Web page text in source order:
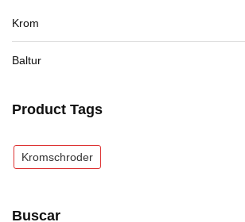
Krom
Baltur
Product Tags
Kromschroder
Buscar